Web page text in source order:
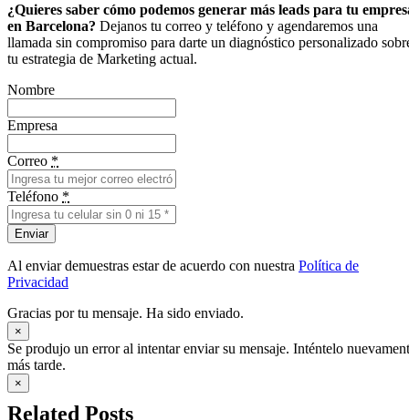
¿Quieres saber cómo podemos generar más leads para tu
en Barcelona? Dejanos tu correo y teléfono y agendaremos una
llamada sin compromiso para darte un diagnóstico personalizado
tu estrategia de Marketing actual.
Nombre
Empresa
Correo *
Teléfono *
Enviar
Al enviar demuestras estar de acuerdo con nuestra Política de
Privacidad
Gracias por tu mensaje. Ha sido enviado.
×
Se produjo un error al intentar enviar su mensaje. Inténtelo
más tarde.
×
Related Posts